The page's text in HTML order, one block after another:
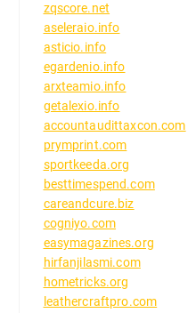
zqscore.net
aseleraio.info
asticio.info
egardenio.info
arxteamio.info
getalexio.info
accountaudittaxcon.com
prymprint.com
sportkeeda.org
besttimespend.com
careandcure.biz
cogniyo.com
easymagazines.org
hirfanjilasmi.com
hometricks.org
leathercraftpro.com